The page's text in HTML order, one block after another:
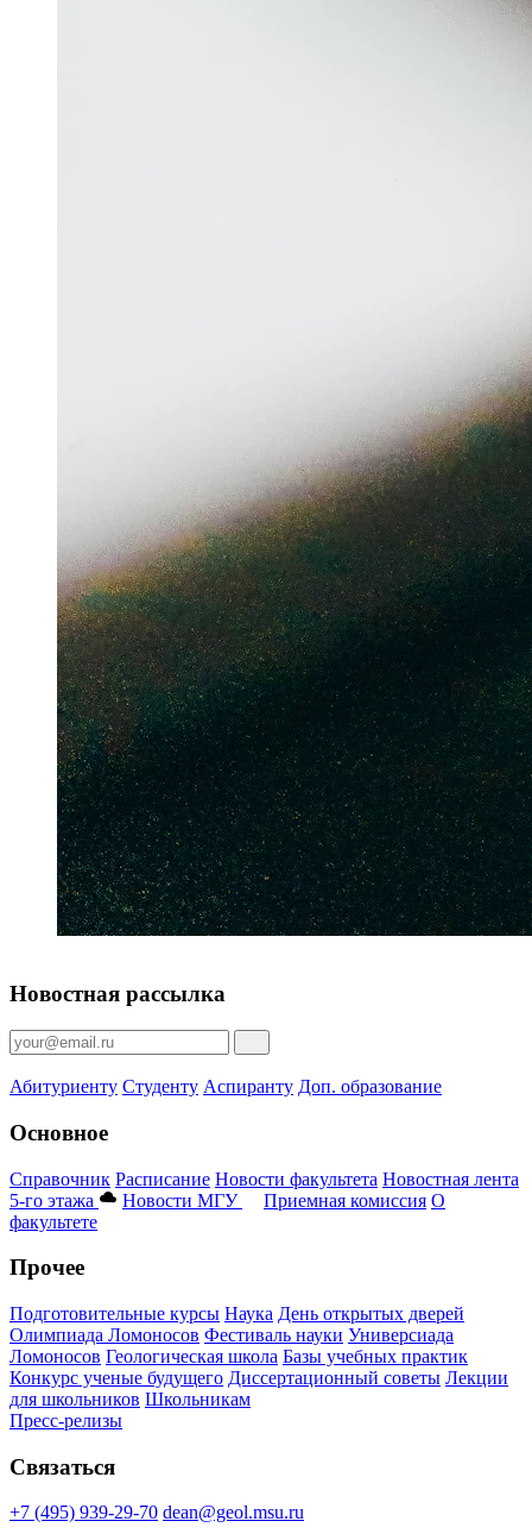
Новостная рассылка
Абитуриенту Студенту Аспиранту Доп. образование
Основное
Справочник Расписание Новости факультета Новостная лента
5-го этажа
Новости МГУ Приемная комиссия О
факультете
Прочее
Подготовительные курсы Наука День открытых дверей
Олимпиада Ломоносов Фестиваль науки Универсиада
Ломоносов Геологическая школа Базы учебных практик
Конкурс ученые будущего Диссертационный советы Лекции
для школьников Школьникам
Пресс-релизы
Связаться
+7 (495) 939-29-70 dean@geol.msu.ru